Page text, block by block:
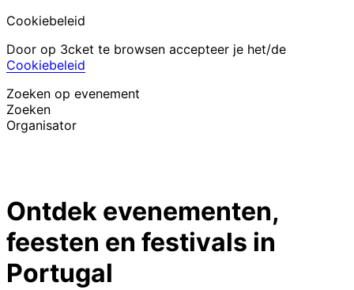
Cookiebeleid
Door op 3cket te browsen accepteer je het/de
Cookiebeleid
Zoeken op evenement
Zoeken
Organisator
Hulp voor deelnemerIk ben mijn ticket kwijt
LoginEvenement promoten
Ontdek evenementen,
feesten en festivals in
Portugal